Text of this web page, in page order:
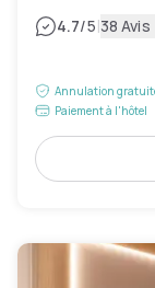
4.7/5|38 Avis
Annulation
Paiement à l'hôtel